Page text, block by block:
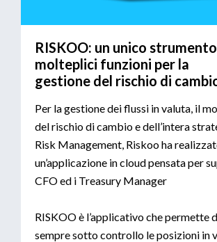
RISKOO: un unico
molteplici funzioni per la
gestione del rischio di
Per la gestione dei flussi in valuta, il
del rischio di cambio e dell’intera
Risk Management, Riskoo ha
un’applicazione in cloud pensata per
CFO ed i Treasury Manager
RISKOO è l’applicativo che permette
sempre sotto controllo le posizioni in